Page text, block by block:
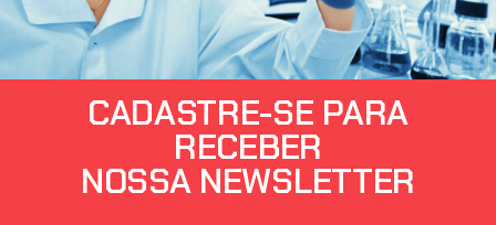
CADASTRE-SE PARA
RECEBER
NOSSA NEWSLETTER